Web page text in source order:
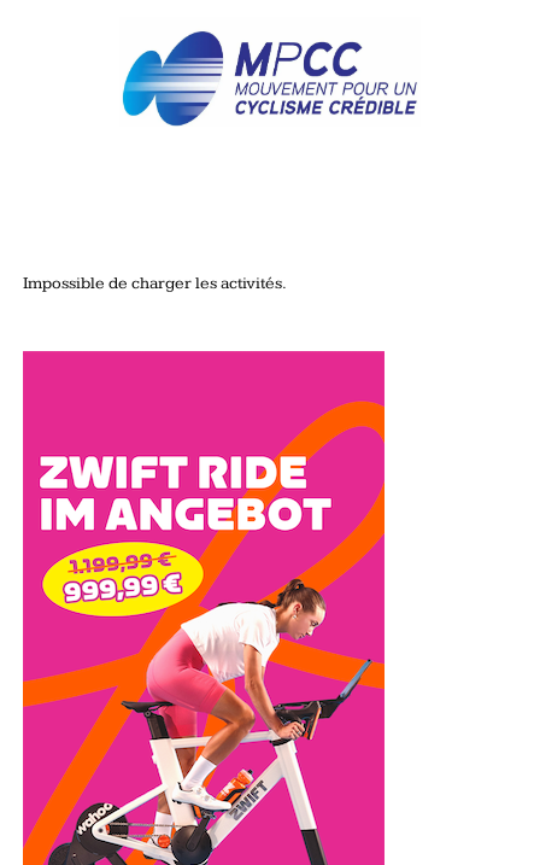
Impossible de charger les activités.